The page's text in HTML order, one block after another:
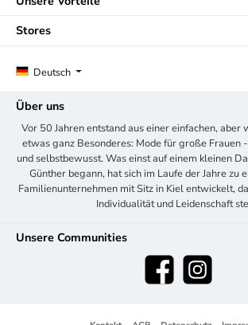
Deutsch
Stores
Über uns
Vor 50 Jahren entstand aus einer einfachen, aber
etwas ganz Besonderes: Mode für große Frauen
und selbstbewusst. Was einst auf einem kleinen
Günther begann, hat sich im Laufe der Jahre zu
Familienunternehmen mit Sitz in Kiel entwickelt,
Individualität und Leidenschaft
Unsere Communities
Facebook Instagram